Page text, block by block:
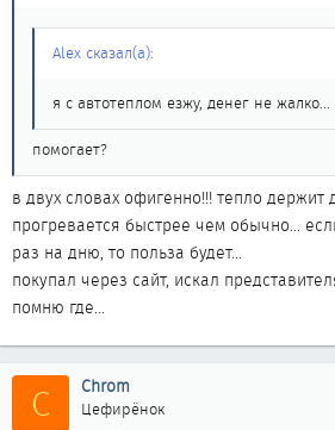
Alex сказал(а):
я с автотеплом езжу, денег не жалко...
помогает?
в двух словах офигенно!!! тепло держит
прогревается быстрее чем обычно...
раз на дню, то польза будет...
покупал через сайт, искал
помню где...
C Chrom
Цефирёнок